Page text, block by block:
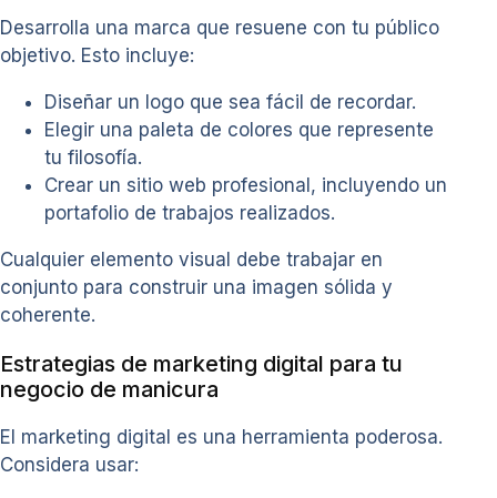
Desarrolla una marca que resuene con tu público
objetivo. Esto incluye:
Diseñar un logo que sea fácil de recordar.
Elegir una paleta de colores que represente
tu filosofía.
Crear un sitio web profesional, incluyendo un
portafolio de trabajos realizados.
Cualquier elemento visual debe trabajar en
conjunto para construir una imagen sólida y
coherente.
Estrategias de marketing digital para tu
negocio de manicura
El marketing digital es una herramienta poderosa.
Considera usar: